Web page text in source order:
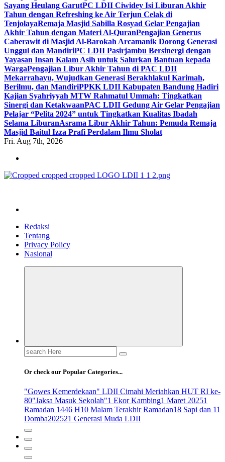
Sayang Heulang GarutPC LDII Ciwidey Isi Liburan Akhir
Tahun dengan Refreshing ke Air Terjun Celak di
TenjolayaRemaja Masjid Sabilla Rosyad Gelar Pengajian
Akhir Tahun dengan Materi Al-QuranPengajian Generus
Caberawit di Masjid Al-Barokah Arcamanik Dorong Generasi
Unggul dan MandiriPC LDII Pasirjambu Bersinergi dengan
Yayasan Insan Kalam Asih untuk Salurkan Bantuan kepada
WargaPengajian Libur Akhir Tahun di PAC LDII
Mekarrahayu, Wujudkan Generasi Berakhlakul Karimah,
Berilmu, dan MandiriPPKK LDII Kabupaten Bandung Hadiri
Kajian Syahriyyah MTW Rahmatul Ummah: Tingkatkan
Sinergi dan KetakwaanPAC LDII Gedung Air Gelar Pengajian
Pelajar “Pelita 2024” untuk Tingkatkan Kualitas Ibadah
Selama LiburanAsrama Libur Akhir Tahun: Pemuda Remaja
Masjid Baitul Izza Prafi Perdalam Ilmu Sholat
Fri. Aug 7th, 2026
Redaksi
Tentang
Privacy Policy
Nasional
Search
for:
Or check our Popular Categories...
"Gowes Kemerdekaan" LDII Cimahi Meriahkan HUT RI ke-
80"Jaksa Masuk Sekolah"1 Ekor Kambing1 Maret 20251
Ramadan 1446 H10 Malam Terakhir Ramadan18 Sapi dan 11
Domba202521 Generasi Muda LDII